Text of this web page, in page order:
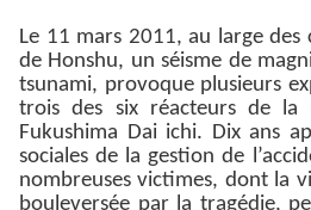
Le 11 mars 2011, au large des
de Honshu, un séisme de
tsunami, provoque plusieurs
trois des six réacteurs de la
Fukushima Dai ichi. Dix ans
sociales de la gestion de
nombreuses victimes, dont la
bouleversée par la tragédie,